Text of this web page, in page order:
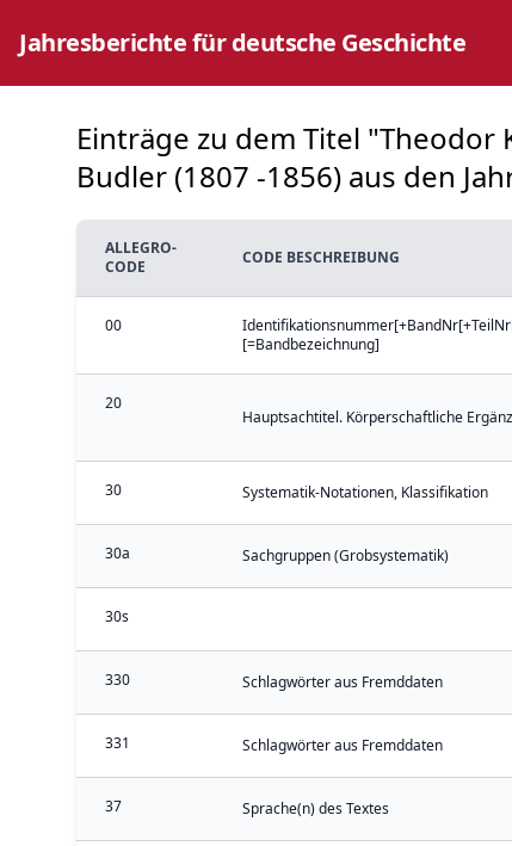
Jahresberichte für deutsche Geschichte
Einträge zu dem Titel "Theodor
Budler (1807 -1856) aus den
ALLEGRO-
CODE
CODE BESCHREIBUNG
00
[=Bandbezeichnung]
20
Hauptsachtitel. Körperschaftliche
30 Systematik-Notationen, Klassifikation
30a Sachgruppen (Grobsystematik)
30s
330 Schlagwörter aus Fremddaten
331 Schlagwörter aus Fremddaten
37 Sprache(n) des Textes